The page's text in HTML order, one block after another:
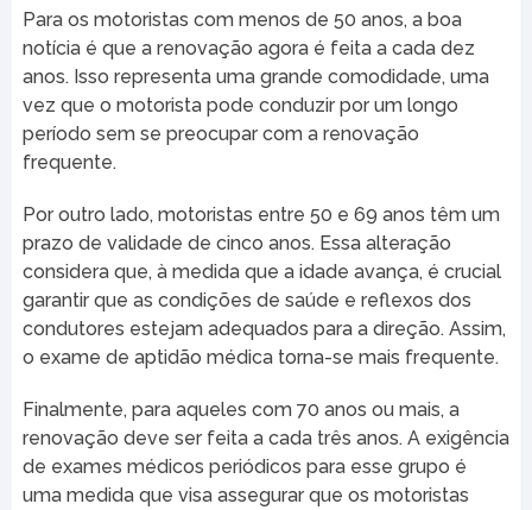
Para os motoristas com menos de 50 anos, a boa
notícia é que a renovação agora é feita a cada dez
anos. Isso representa uma grande comodidade, uma
vez que o motorista pode conduzir por um longo
período sem se preocupar com a renovação
frequente.
Por outro lado, motoristas entre 50 e 69 anos têm um
prazo de validade de cinco anos. Essa alteração
considera que, à medida que a idade avança, é crucial
garantir que as condições de saúde e reflexos dos
condutores estejam adequados para a direção. Assim,
o exame de aptidão médica torna-se mais frequente.
Finalmente, para aqueles com 70 anos ou mais, a
renovação deve ser feita a cada três anos. A exigência
de exames médicos periódicos para esse grupo é
uma medida que visa assegurar que os motoristas